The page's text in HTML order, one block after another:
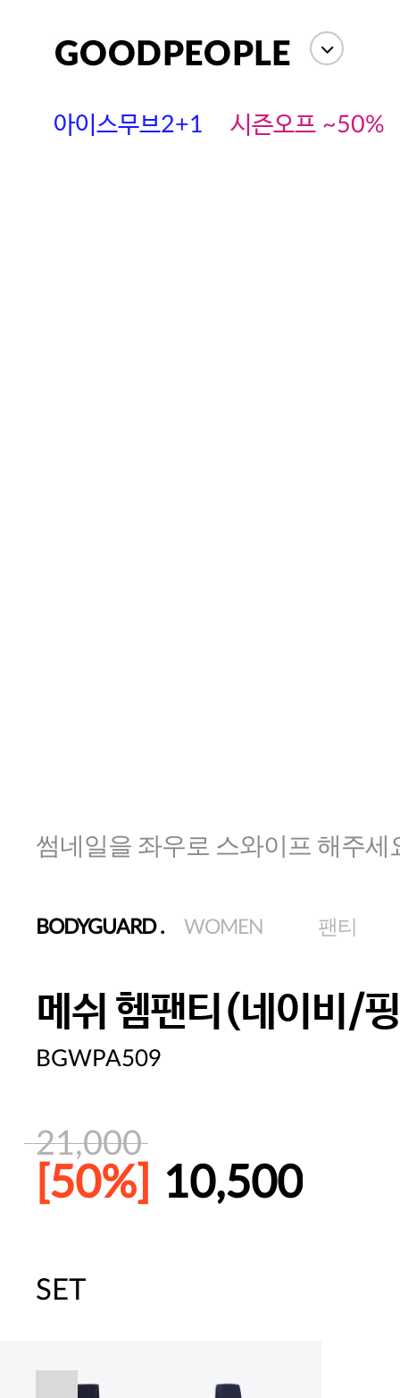
아이스무브2+1 시즌오프 ~50%
썸네일을 좌우로 스와이프 해주세
BODYGUARD. WOMEN 팬티
메쉬 헴팬티(네이비/
BGWPA509
21,000
[50%] 10,500
주말특가 20%(8.7~8.9)/5만원 이
SET